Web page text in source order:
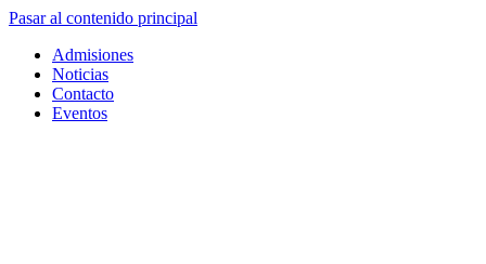
Pasar al contenido principal
Admisiones
Noticias
Contacto
Eventos